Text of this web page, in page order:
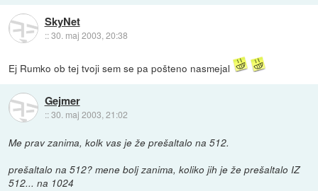
SkyNet
::30. maj 2003, 20:38
Ej Rumko ob tej tvoji sem se pa pošteno nasmejal
Gejmer
::30. maj 2003, 21:02
Me prav zanima, kolk vas je že prešaltalo na 512.
prešaltalo na 512? mene bolj zanima, koliko jih je že prešaltalo IZ
512... na 1024